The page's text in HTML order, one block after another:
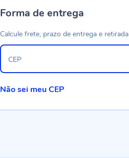
Forma de entrega
Calcule frete, prazo de entrega e retirada
CEP
Não sei meu CEP